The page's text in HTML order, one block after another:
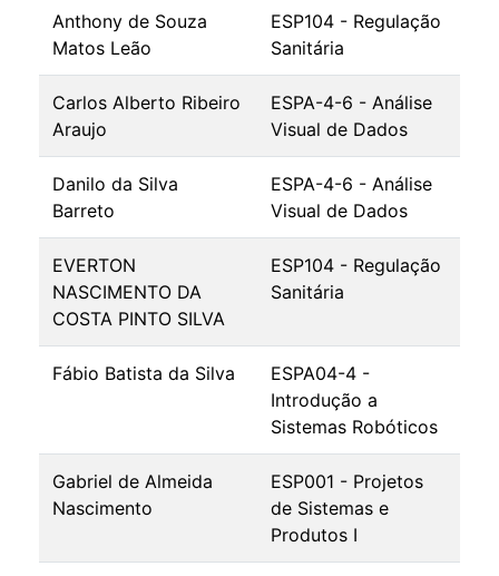
Anthony de Souza
Matos Leão
ESP104 - Regulação
Sanitária
Carlos Alberto Ribeiro
Araujo
ESPA-4-6 - Análise
Visual de Dados
Danilo da Silva
Barreto
ESPA-4-6 - Análise
Visual de Dados
EVERTON
NASCIMENTO DA
COSTA PINTO SILVA
ESP104 - Regulação
Sanitária
Fábio Batista da Silva
ESPA04-4 -
Introdução a
Sistemas Robóticos
Gabriel de Almeida
Nascimento
ESP001 - Projetos
de Sistemas e
Produtos I